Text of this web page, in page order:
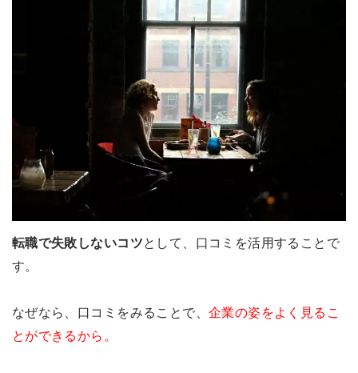
転職で失敗しないコツとして、口コミを活用することで
す。
なぜなら、口コミをみることで、企業の姿をよく見るこ
とができるから。